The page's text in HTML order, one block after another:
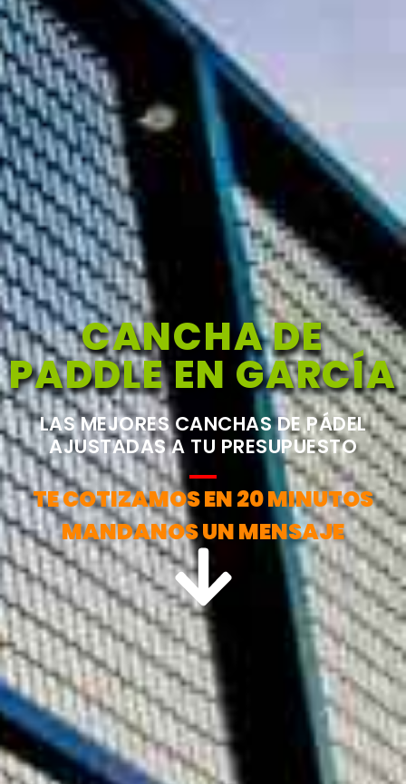
CANCHA DE
PADDLE EN GARCÍA
LAS MEJORES CANCHAS DE PÁDEL
AJUSTADAS A TU PRESUPUESTO
TE COTIZAMOS EN 20 MINUTOS
MANDANOS UN MENSAJE